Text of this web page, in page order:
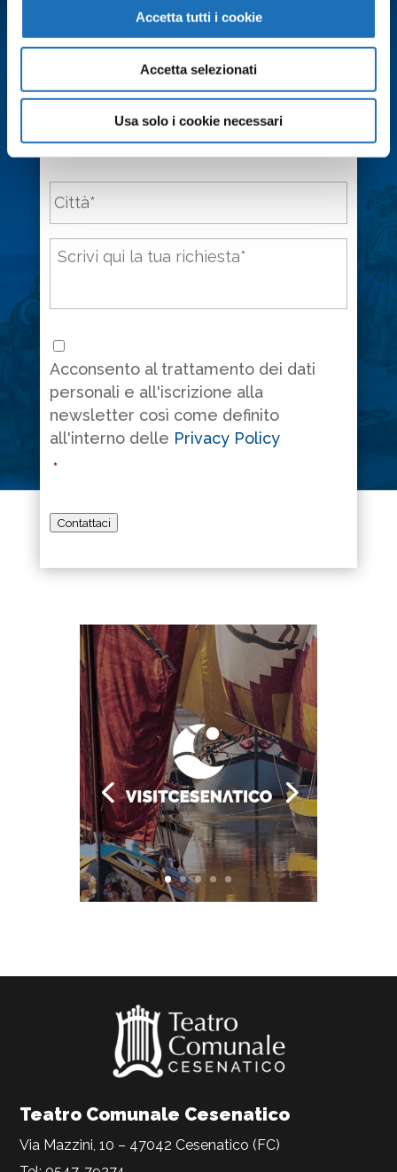
Accetta tutti i cookie
Accetta selezionati
Usa solo i cookie necessari
Cognome *
Città *
Messaggio
Consenso
Acconsento al trattamento dei dati
personali e all'iscrizione alla
newsletter così come definito
all'interno delle Privacy Policy
*
Contattaci
Teatro Comunale Cesenatico
Via Mazzini, 10 – 47042 Cesenatico (FC)